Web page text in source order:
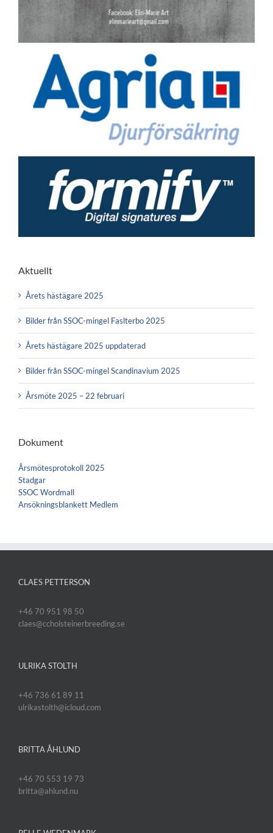
Aktuellt
Årets hästägare 2025
Bilder från SSOC-mingel Faslterbo 2025
Årets hästägare 2025 uppdaterad
Bilder från SSOC-mingel Scandinavium 2025
Årsmöte 2025 – 22 februari
Dokument
Årsmötesprotokoll 2025
Stadgar
SSOC Wordmall
Ansökningsblankett Medlem
CLAES PETTERSON
+46 70 951 98 50
claes@ccholsteinerbreeding.se
ULRIKA STOLTH
+46 736 61 89 11
ulrikastolth@icloud.com
BRITTA ÅHLUND
+46 70 553 19 73
britta@ahlund.nu